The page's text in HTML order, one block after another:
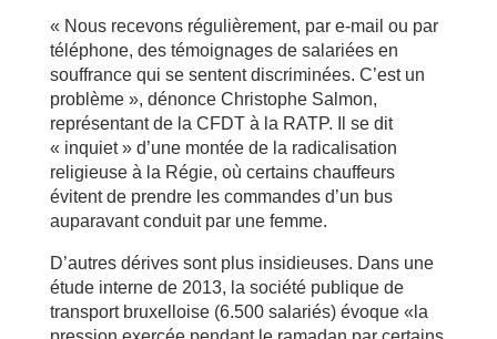
« Nous recevons régulièrement, par e-mail ou par
téléphone, des témoignages de salariées en
souffrance qui se sentent discriminées. C’est un
problème », dénonce Christophe Salmon,
représentant de la CFDT à la RATP. Il se dit
« inquiet » d’une montée de la radicalisation
religieuse à la Régie, où certains chauffeurs
évitent de prendre les commandes d’un bus
auparavant conduit par une femme.
D’autres dérives sont plus insidieuses. Dans une
étude interne de 2013, la société publique de
transport bruxelloise (6.500 salariés) évoque «la